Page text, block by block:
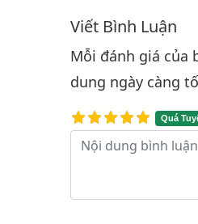
Bình
Viết Bình Luận
Mỗi đánh giá của
dung ngày càng
Quá
Nội dung bình luận